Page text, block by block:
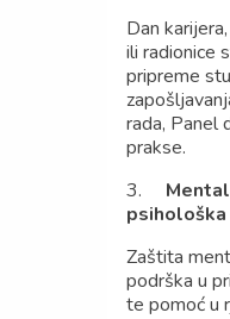
Dan
ili radionice
pripreme
rada, Panel
prakse.
3.
Zaštita
podrška u
te pomoć u